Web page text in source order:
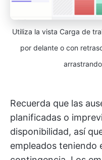
Utiliza la vista Carga de
por delante o con
Recuerda que las
planificadas o
disponibilidad, así
empleados teniendo